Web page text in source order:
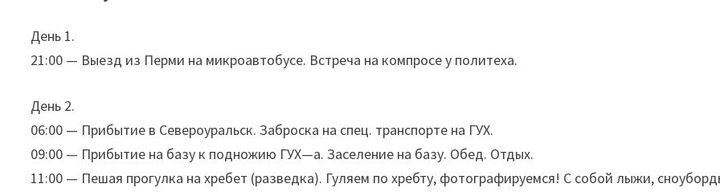
День 1.
21:00 — Выезд из Перми на микроавтобусе. Встреча на компросе у политеха.
День 2.
06:00 — Прибытие в Североуральск. Заброска на спец. транспорте на ГУХ.
09:00 — Прибытие на базу к подножию ГУХ—а. Заселение на базу. Обед. Отдых.
11:00 — Пешая прогулка на хребет (разведка). Гуляем по хребту, фотографируемся! С собой лыжи,